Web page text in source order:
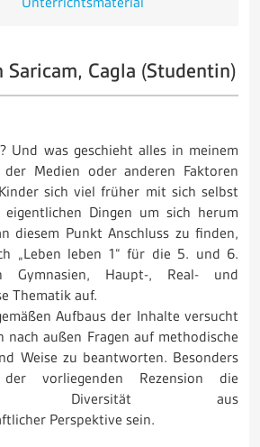
Saricam, Cagla (Studentin)
Und was geschieht alles in meinem
der Medien oder anderen Faktoren
sich viel früher mit sich selbst
Dingen um sich herum
diesem Punkt Anschluss zu finden,
„Leben leben 1“ für die 5. und 6.
Gymnasien, Haupt-, Real- und
Thematik auf.
Aufbaus der Inhalte versucht
nach außen Fragen auf methodische
Weise zu beantworten. Besonders
vorliegenden Rezension die
Diversität aus
Perspektive sein.